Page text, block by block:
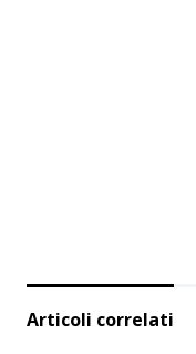
Articoli correlati